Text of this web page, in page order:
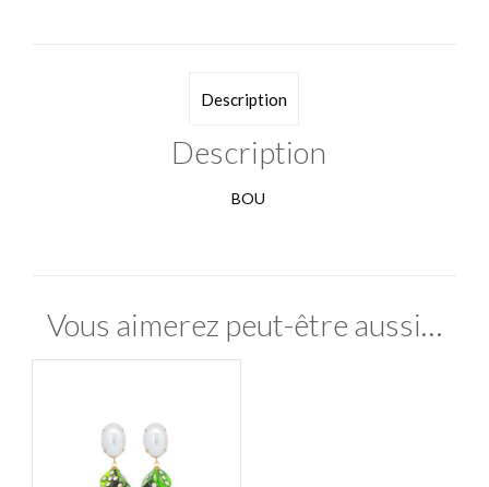
Description
Description
BOU
Vous aimerez peut-être aussi…